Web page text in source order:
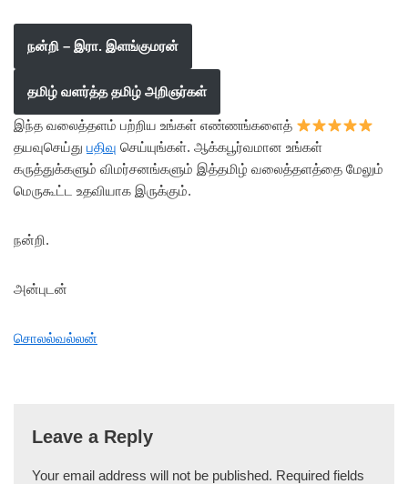
நன்றி – இரா. இளங்குமரன்
தமிழ் வளர்த்த தமிழ் அறிஞர்கள்
இந்த வலைத்தளம் பற்றிய உங்கள் எண்ணங்களைத்
தயவுசெய்து பதிவு செய்யுங்கள். ஆக்கபூர்வமான உங்கள்
கருத்துக்களும் விமர்சனங்களும் இத்தமிழ் வலைத்தளத்தை மேலும்
மெருகூட்ட உதவியாக இருக்கும்.
நன்றி.
அன்புடன்
சொலல்வல்லன்
Leave a Reply
Your email address will not be published. Required fields